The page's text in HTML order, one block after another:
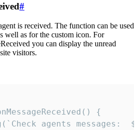
#
is received. The function can be used
well as for the custom icon. For
you can display the unread
visitors.
{